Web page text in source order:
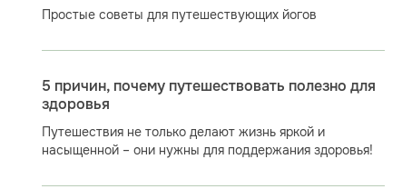
Простые советы для путешествующих йогов
5 причин, почему путешествовать полезно для
здоровья
Путешествия не только делают жизнь яркой и
насыщенной – они нужны для поддержания здоровья!